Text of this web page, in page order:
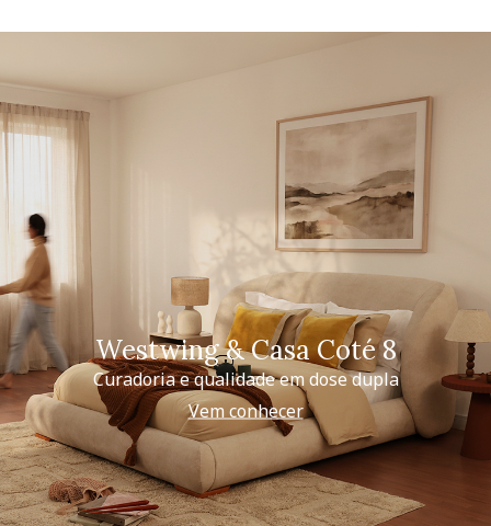
Westwing & Casa Coté 8
Curadoria e qualidade em dose dupla
Vem conhecer